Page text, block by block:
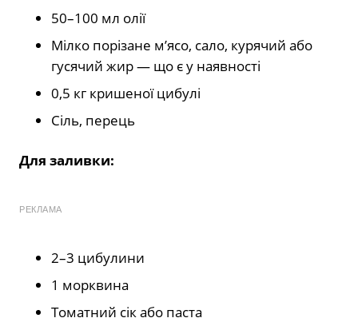
50–100 мл олії
Мілко порізане м’ясо, сало, курячий або
гусячий жир — що є у наявності
0,5 кг кришеної цибулі
Сіль, перець
Для заливки:
РЕКЛАМА
2–3 цибулини
1 морквина
Томатний сік або паста